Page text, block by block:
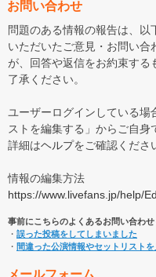
お問い合わせ
問題のある情報の報告は、以
いただいたご意見・お問い合
が、回答や返信をお約束す
了承ください。
ユーザーログインしている場
ストを編集する」からご自身
詳細はヘルプをご確認くださ
情報の編集方法
https://www.livefans.jp/help/
事前にこちらのよくあるお問い合わせ
・ 誤った投稿をしてしまいました
・ 間違った公演情報やセットリスト
メールフォーム